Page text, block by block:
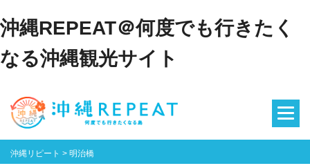
沖縄REPEAT＠何度でも行きたく
なる沖縄観光サイト
沖縄リピート > 明治橋